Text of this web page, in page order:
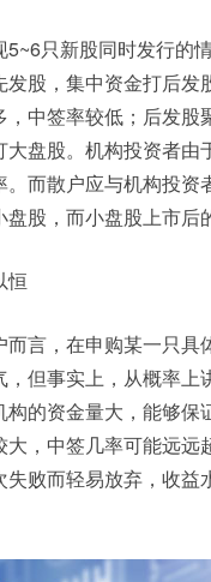
只新股同时发行的
股，集中资金打后
中签率较低；后发
盘股。机构投资者
而散户应与机构投
股，而小盘股上市后
恒
言，在申购某一只
但事实上，从概率
的资金量大，能够保
，中签几率可能远
败而轻易放弃，收